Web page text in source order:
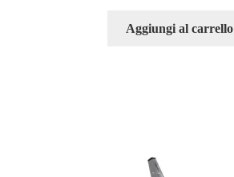
Aggiungi al carrello